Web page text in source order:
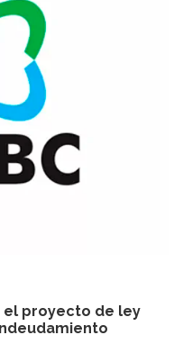
el proyecto de ley